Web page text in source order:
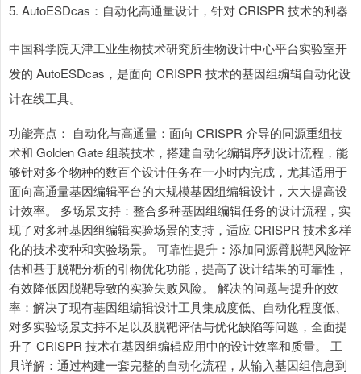
5. AutoESDcas：自动化高通量设计，针对 CRISPR 技术的利器
中国科学院天津工业生物技术研究所生物设计中心平台实验室开
发的 AutoESDcas，是面向 CRISPR 技术的基因组编辑自动化设
计在线工具。
功能亮点： 自动化与高通量：面向 CRISPR 介导的同源重组技
术和 Golden Gate 组装技术，搭建自动化编辑序列设计流程，能
够针对多个物种的数百个设计任务在一小时内完成，尤其适用于
面向高通量基因编辑平台的大规模基因组编辑设计，大大提高设
计效率。 多场景支持：整合多种基因组编辑任务的设计流程，实
现了对多种基因组编辑实验场景的支持，适应 CRISPR 技术多样
化的技术变种和实验场景。 可靠性提升：添加同源臂脱靶风险评
估和基于脱靶分析的引物优化功能，提高了设计结果的可靠性，
有效降低因脱靶导致的实验失败风险。 解决的问题与提升的效
率：解决了现有基因组编辑设计工具集成度低、自动化程度低、
对多实验场景支持不足以及脱靶评估与优化缺陷等问题，全面提
升了 CRISPR 技术在基因组编辑应用中的设计效率和质量。 工
具详解：通过构建一套完整的自动化流程，从输入基因组信息到